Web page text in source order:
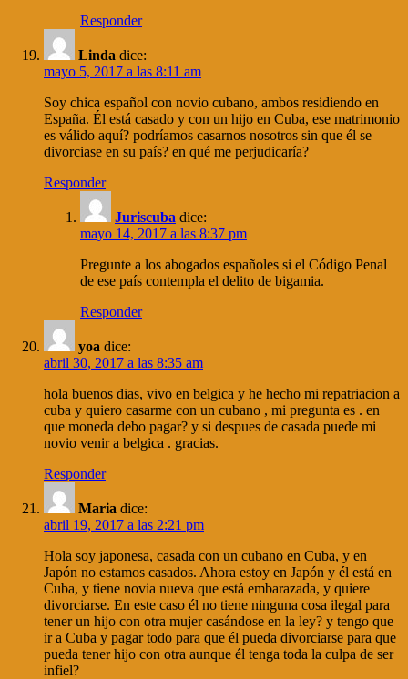
Responder
Linda dice:
mayo 5, 2017 a las 8:11 am
Soy chica español con novio cubano, ambos residiendo en
España. Él está casado y con un hijo en Cuba, ese matrimonio
es válido aquí? podríamos casarnos nosotros sin que él se
divorciase en su país? en qué me perjudicaría?
Responder
Juriscuba dice:
mayo 14, 2017 a las 8:37 pm
Pregunte a los abogados españoles si el Código Penal
de ese país contempla el delito de bigamia.
Responder
yoa dice:
abril 30, 2017 a las 8:35 am
hola buenos dias, vivo en belgica y he hecho mi repatriacion a
cuba y quiero casarme con un cubano , mi pregunta es . en
que moneda debo pagar? y si despues de casada puede mi
novio venir a belgica . gracias.
Responder
Maria dice:
abril 19, 2017 a las 2:21 pm
Hola soy japonesa, casada con un cubano en Cuba, y en
Japón no estamos casados. Ahora estoy en Japón y él está en
Cuba, y tiene novia nueva que está embarazada, y quiere
divorciarse. En este caso él no tiene ninguna cosa ilegal para
tener un hijo con otra mujer casándose en la ley? y tengo que
ir a Cuba y pagar todo para que él pueda divorciarse para que
pueda tener hijo con otra aunque él tenga toda la culpa de ser
infiel?